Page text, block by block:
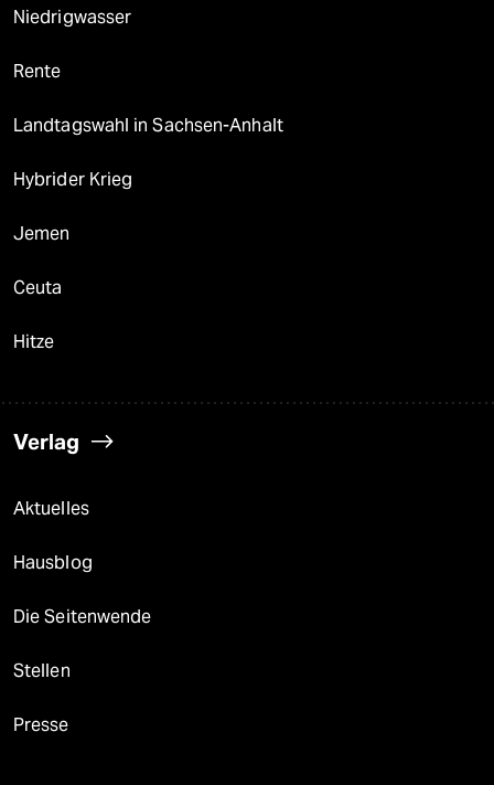
Niedrigwasser
Rente
Landtagswahl in Sachsen-Anhalt
Hybrider Krieg
Jemen
Ceuta
Hitze
Verlag
Aktuelles
Hausblog
Die Seitenwende
Stellen
Presse